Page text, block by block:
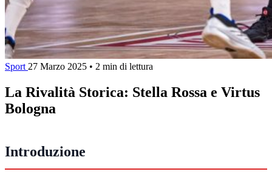
Sport 27 Marzo 2025 • 2 min di lettura
La Rivalità Storica: Stella Rossa e Virtus
Bologna
Introduzione